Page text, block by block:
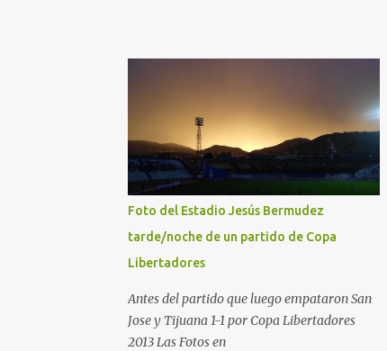
Foto del Estadio Jesús Bermudez
tarde/noche de un partido de Copa
Libertadores
Antes del partido que luego empataron San
Jose y Tijuana 1-1 por Copa Libertadores
2013 Las Fotos en